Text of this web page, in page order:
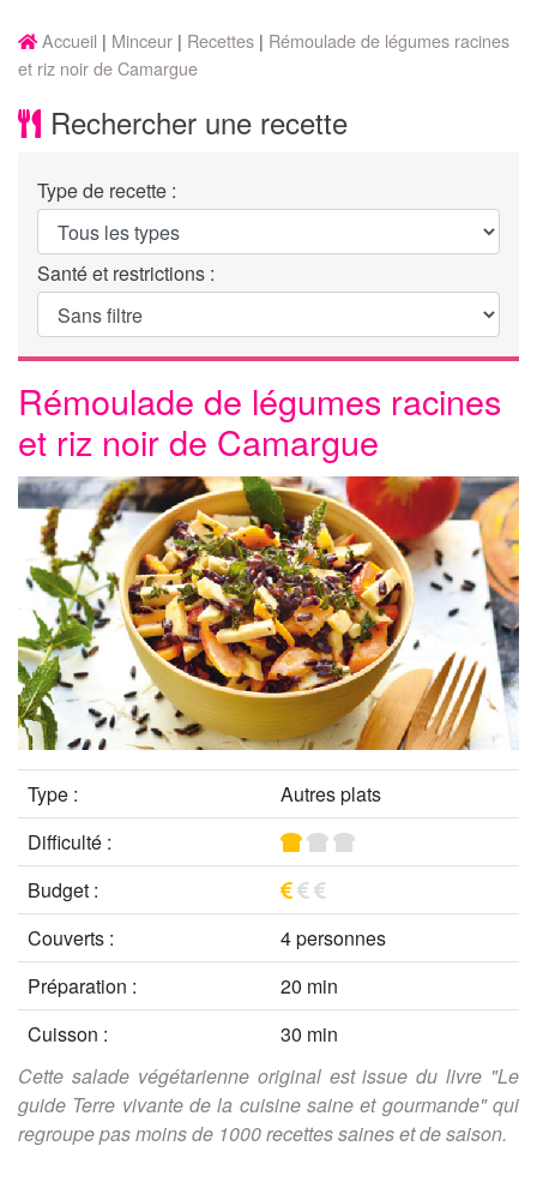
Accueil Minceur Recettes
Rémoulade de légumes racines
et riz noir de Camargue
Rechercher une recette
Type de recette :
Santé et restrictions :
Rémoulade de légumes racines
et riz noir de Camargue
Type :
Autres plats
Difficulté :
Budget :
Couverts :
4 personnes
Préparation :
20 min
Cuisson :
30 min
Cette salade végétarienne original est issue du livre "Le
guide Terre vivante de la cuisine saine et gourmande" qui
regroupe pas moins de 1000 recettes saines et de saison.